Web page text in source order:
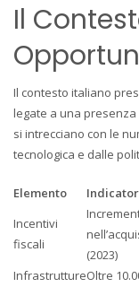
Il
Il contesto italiano
legate a una
si intrecciano con le
tecnologica e dalle
Elemento
Incentivi
fiscali
(2023)
InfrastruttureOltre